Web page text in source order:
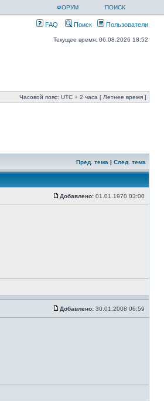
ФОРУМ ПОИСК
FAQ Поиск Пользователи
Текущее время: 06.08.2026 18:52
Часовой пояс: UTC + 2 часа [ Летнее время ]
Пред. тема | След. тема
Добавлено: 01.01.1970 03:00
Добавлено: 30.01.2008 06:59